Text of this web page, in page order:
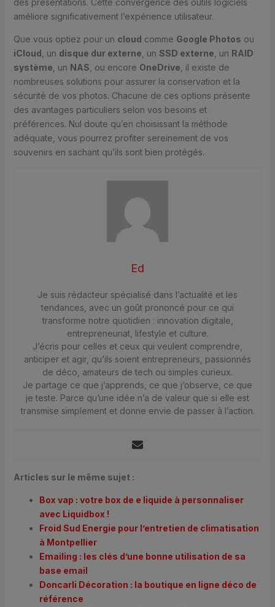
des présentations. Cette convergence des outils logiciels
améliore significativement l’expérience utilisateur.
Que vous optiez pour un cloud comme Google Photos ou
iCloud , un disque dur externe , un SSD externe , un RAID
système , un NAS , ou encore OneDrive , il existe de
nombreuses solutions pour assurer la conservation et la
sécurité de vos photos. Chacune de ces options présente
des avantages particuliers selon vos besoins et
préférences. Nul doute qu’en choisissant la méthode
adéquate, vous pourrez profiter sereinement de vos
souvenirs en sachant qu’ils sont bien protégés.
Ed
Je suis rédacteur spécialisé dans l’actualité et les
tendances, avec un goût prononcé pour ce qui
transforme notre quotidien : innovation digitale,
entrepreneuriat, lifestyle et culture.
J’écris pour celles et ceux qui veulent comprendre,
anticiper et agir, qu’ils soient entrepreneurs, passionnés
de déco, amateurs de tech ou simples curieux.
Je partage ce que j’apprends, ce que j’observe, ce que
je teste. Parce qu’une idée n’a de valeur que si elle est
transmise simplement et donne envie de passer à l’action.
Articles sur le même sujet :
Box vap : votre box de e liquide à personnaliser
avec Liquidbox !
Froid Sud Energie pour l’entretien de climatisation
à Montpellier
Emailing : les clés d’une bonne utilisation de sa
base email
Doncarli Décoration : la boutique en ligne déco de
référence